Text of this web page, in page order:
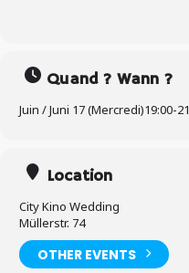
Quand ? Wann ?
Juin / Juni 17 (Mercredi)19:00-
Location
City Kino Wedding
Müllerstr. 74
OTHER EVENTS